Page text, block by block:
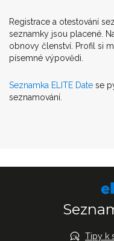
Registrace a otestování
seznamky jsou placené.
obnovy členství. Profil si
písemné výpovědi.
Seznamka ELITE Date se
seznamování.
Tipy k